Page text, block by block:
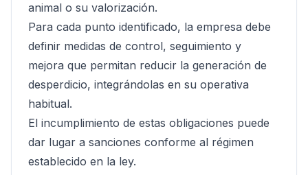
animal o su valorización.
Para cada punto identificado, la empresa debe
definir medidas de control, seguimiento y
mejora que permitan reducir la generación de
desperdicio, integrándolas en su operativa
habitual.
El incumplimiento de estas obligaciones puede
dar lugar a sanciones conforme al régimen
establecido en la ley.